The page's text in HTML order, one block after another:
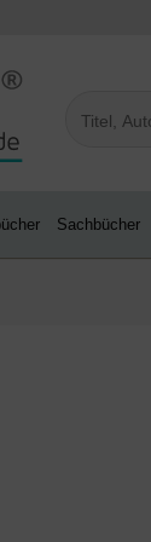
Sachbücher